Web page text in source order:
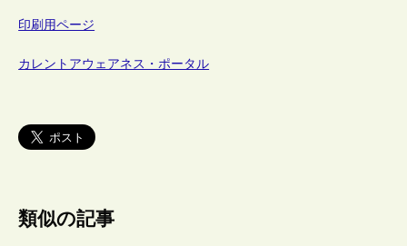
印刷用ページ
カレントアウェアネス・ポータル
類似の記事